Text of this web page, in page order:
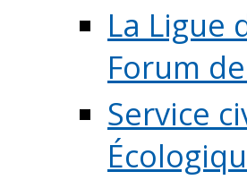
La Ligue
Forum
Service